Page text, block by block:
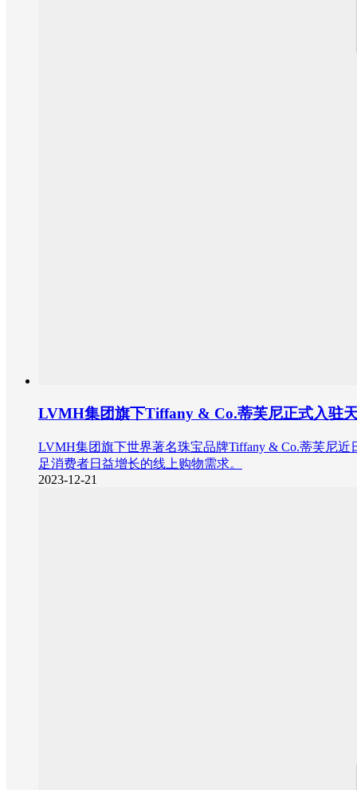
LVMH集团旗下Tiffany & Co.蒂芙尼正式入驻
LVMH集团旗下世界著名珠宝品牌Tiffany & Co.蒂芙尼
足消费者日益增长的线上购物需求。
2023-12-21